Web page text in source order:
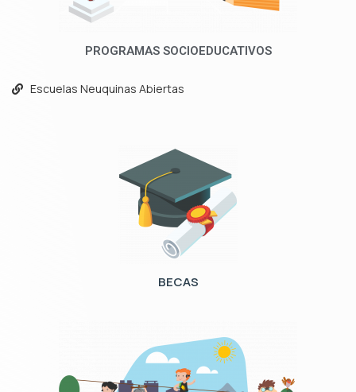
PROGRAMAS SOCIOEDUCATIVOS
Escuelas Neuquinas Abiertas
BECAS